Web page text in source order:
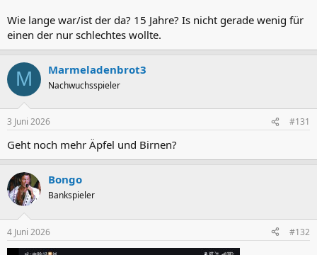
Wie lange war/ist der da? 15 Jahre? Is nicht gerade wenig für
einen der nur schlechtes wollte.
M Marmeladenbrot3
Nachwuchsspieler
3 Juni 2026 #131
Geht noch mehr Äpfel und Birnen?
Bongo
Bankspieler
4 Juni 2026 #132